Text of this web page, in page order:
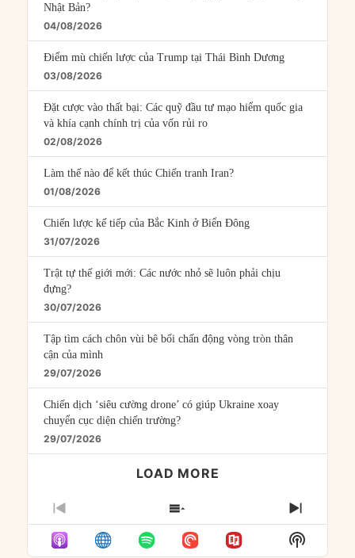
Nhật Bản?
04/08/2026
Điểm mù chiến lược của Trump tại Thái Bình Dương
03/08/2026
Đặt cược vào thất bại: Các quỹ đầu tư mạo hiểm quốc gia
và khía cạnh chính trị của vốn rủi ro
02/08/2026
Làm thế nào để kết thúc Chiến tranh Iran?
01/08/2026
Chiến lược kế tiếp của Bắc Kinh ở Biển Đông
31/07/2026
Trật tự thế giới mới: Các nước nhỏ sẽ luôn phải chịu
đựng?
30/07/2026
Tập tìm cách chôn vùi bê bối chấn động vòng tròn thân
cận của mình
29/07/2026
Chiến dịch ‘siêu cường drone’ có giúp Ukraine xoay
chuyển cục diện chiến trường?
29/07/2026
LOAD MORE
PREVIOUS
EPISODE
SHOW
EPISODES
LIST
NEXT
Show